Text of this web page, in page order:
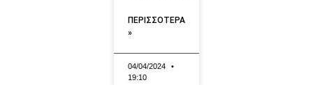
ΠΕΡΙΣΣΟΤΕΡΑ
»
04/04/2024
19:10